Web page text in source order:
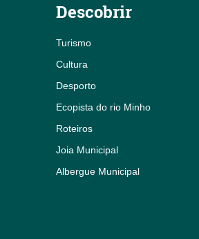
Descobrir
Turismo
Cultura
Desporto
Ecopista do rio Minho
Roteiros
Joia Municipal
Albergue Municipal